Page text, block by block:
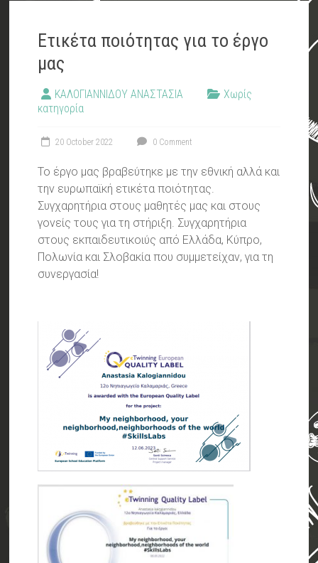
Ετικέτα ποιότητας για το έργο
μας
ΚΑΛΟΓΙΑΝΝΙΔΟΥ ΑΝΑΣΤΑΣΙΑ
Χωρίς
κατηγορία
20 October 2022 0 Comment
Το έργο μας βραβεύτηκε με την εθνική αλλά και
την ευρωπαϊκή ετικέτα ποιότητας.
Συγχαρητήρια στους μαθητές μας και στους
γονείς τους για τη στήριξη. Συγχαρητήρια
στους εκπαιδευτικοιύς από Ελλάδα, Κύπρο,
Πολωνία και Σλοβακία που συμμετείχαν, για τη
συνεργασία!